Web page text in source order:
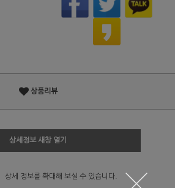
상품리뷰
상세정보 새창 열기
상세 정보를 확대해 보실 수 있습니다.